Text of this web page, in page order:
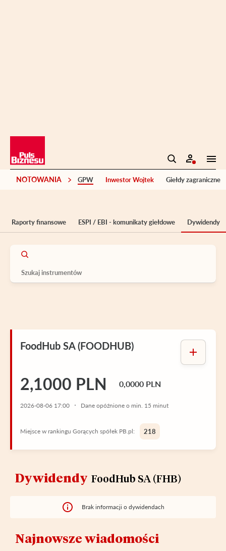
NOTOWANIA GPW Inwestor Wojtek Giełdy zagraniczne
Raporty finansowe ESPI / EBI - komunikaty giełdowe Dywidendy
FoodHub SA (FOODHUB)
2,1000 PLN 0,0000 PLN
2026-08-06 17:00 Dane opóźnione o min. 15 minut
Miejsce w rankingu Gorących spółek PB.pl: 218
Dywidendy FoodHub SA (FHB)
Brak informacji o dywidendach
Najnowsze wiadomości